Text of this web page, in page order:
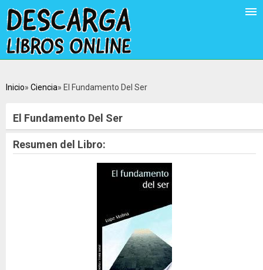
Inicio Ciencia El Fundamento Del Ser
El Fundamento Del Ser
Resumen del Libro: